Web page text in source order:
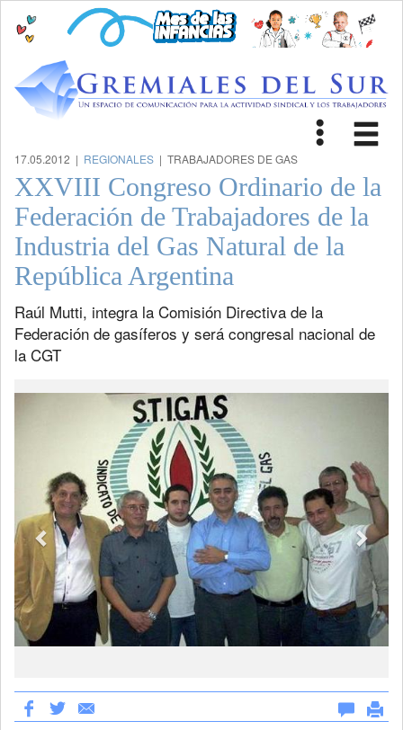
Toggle
17.05.2012 | REGIONALES | TRABAJADORES DE GAS
XXVIII Congreso Ordinario de la
Federación de Trabajadores de la
Industria del Gas Natural de la
República Argentina
Raúl Mutti, integra la Comisión Directiva de la
Federación de gasíferos y será congresal nacional de
la CGT
Previous Next